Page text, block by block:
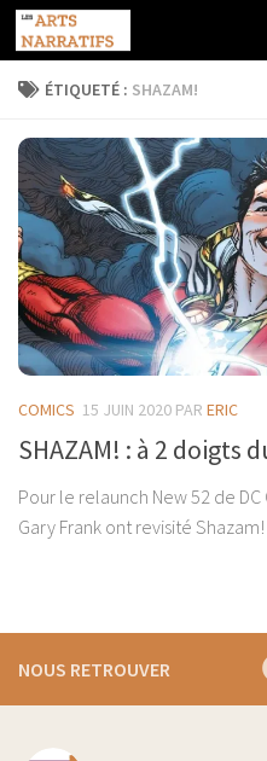
Skip to content
ÉTIQUETÉ : SHAZAM!
COMICS 15 JUIN 2020 PAR ERIC
SHAZAM! : à 2 doigts
Pour le relaunch New 52 de
Gary Frank ont revisité Shazam!
NOUS RETROUVER